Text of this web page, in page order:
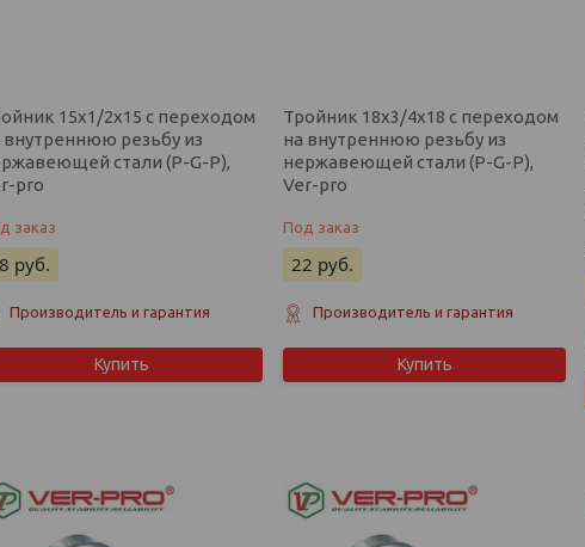
15х1/2х15 с переходом
внутреннюю резьбу из
стали (P-G-P),
pro
заказ
руб.
Производитель и гарантия
Купить
Тройник 18х3/4х18 с переходом
на внутреннюю резьбу из
нержавеющей стали (P-G-P),
Ver-pro
Под заказ
22 руб.
Производитель и гарантия
Купить